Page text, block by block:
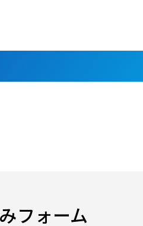
フォーム